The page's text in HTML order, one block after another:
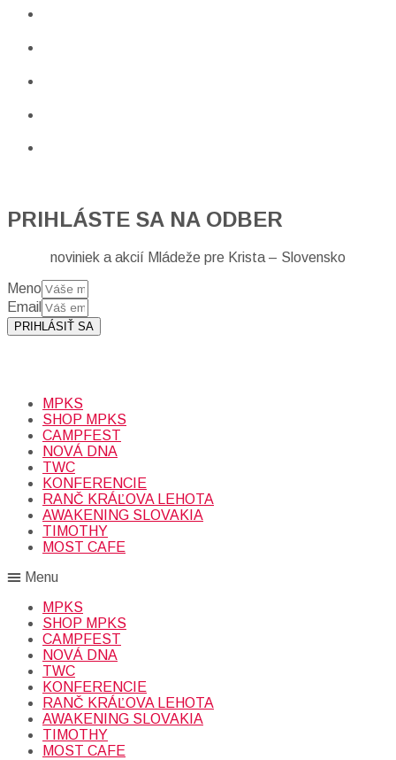
PRIHLÁSTE SA NA ODBER
noviniek a akcií Mládeže pre Krista – Slovensko
Meno
Email
PRIHLÁSIŤ SA
MPKS
SHOP MPKS
CAMPFEST
NOVÁ DNA
TWC
KONFERENCIE
RANČ KRÁĽOVA LEHOTA
AWAKENING SLOVAKIA
TIMOTHY
MOST CAFE
Menu
MPKS
SHOP MPKS
CAMPFEST
NOVÁ DNA
TWC
KONFERENCIE
RANČ KRÁĽOVA LEHOTA
AWAKENING SLOVAKIA
TIMOTHY
MOST CAFE